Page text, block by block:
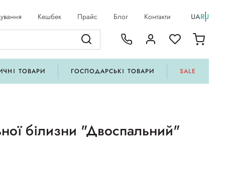
Кешбек Прайс Блог Контакти UARU
ТОВАРИ ГОСПОДАРСЬКІ ТОВАРИ SALE
білизни "Двоспальний"